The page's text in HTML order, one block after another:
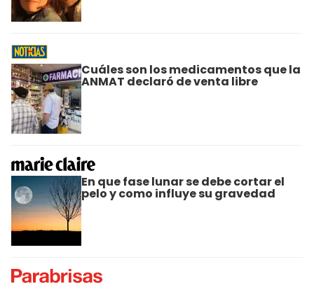
Cuáles son los medicamentos que la
ANMAT declaró de venta libre
En que fase lunar se debe cortar el
pelo y como influye su gravedad